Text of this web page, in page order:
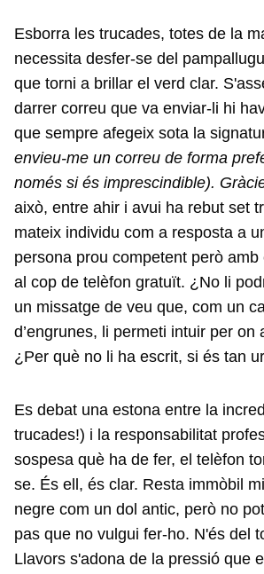
Esborra les trucades, totes de la
necessita desfer-se del
que torni a brillar el verd clar.
darrer correu que va enviar-li hi
que sempre afegeix sota la
envieu-me un correu de forma
només si és imprescindible).
això, entre ahir i avui ha rebut set
mateix individu com a resposta a
persona prou competent però
al cop de telèfon gratuït. ¿No li
un missatge de veu que, com un
d’engrunes, li permeti intuir per on
¿Per què no li ha escrit, si és tan
Es debat una estona entre la
trucades!) i la responsabilitat
sospesa què ha de fer, el telèfon
se. És ell, és clar. Resta immòbil
negre com un dol antic, però no
pas que no vulgui fer-ho. N'és del
Llavors s'adona de la pressió que